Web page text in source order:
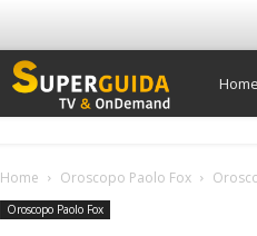
Super
Home
Home Oroscopo Paolo Fox
Oroscopo Paolo Fox